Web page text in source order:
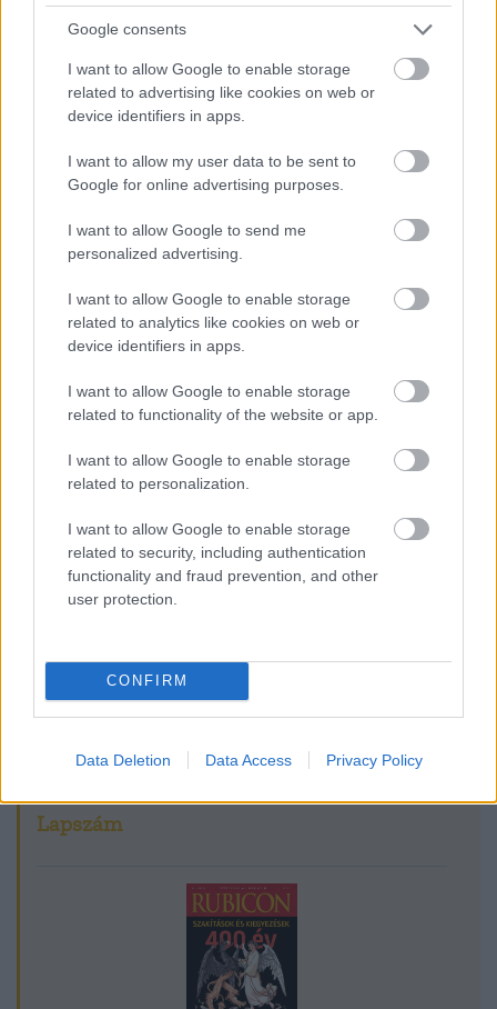
Google consents
I want to allow Google to enable storage
related to advertising like cookies on web or
device identifiers in apps.
I want to allow my user data to be sent to
Google for online advertising purposes.
I want to allow Google to send me
personalized advertising.
I want to allow Google to enable storage
related to analytics like cookies on web or
device identifiers in apps.
I want to allow Google to enable storage
related to functionality of the website or app.
I want to allow Google to enable storage
related to personalization.
I want to allow Google to enable storage
related to security, including authentication
functionality and fraud prevention, and other
user protection.
CONFIRM
Data Deletion Data Access Privacy Policy
Rubicon Online rovatok cikkei
Hirdetésmentes olvasó felület
Kedvenc cikkek elmentése, könyvjelzők
Az első hónap csak 200 Ft-ba kerül. Próbálja
Már előfizetőnk?Ha már regisztrált a Rubicon
rendelkezik felhasználói fiókkal, kattintson ide:
REGISZTRÁCIÓ.
Szerző
Ismerje meg
A szerző cikkei
Lapszám